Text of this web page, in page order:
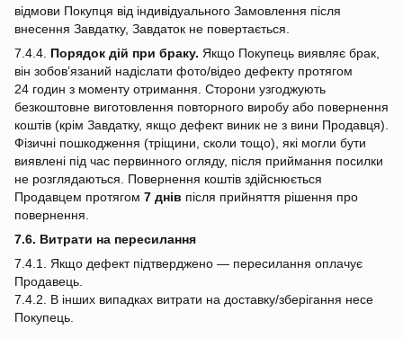
відмови Покупця від індивідуального Замовлення після
внесення Завдатку, Завдаток не повертається.
7.4.4. Порядок дій при браку. Якщо Покупець виявляє брак,
він зобов’язаний надіслати фото/відео дефекту протягом
24 годин з моменту отримання. Сторони узгоджують
безкоштовне виготовлення повторного виробу або повернення
коштів (крім Завдатку, якщо дефект виник не з вини Продавця).
Фізичні пошкодження (тріщини, сколи тощо), які могли бути
виявлені під час первинного огляду, після приймання посилки
не розглядаються. Повернення коштів здійснюється
Продавцем протягом 7 днів після прийняття рішення про
повернення.
7.6. Витрати на пересилання
7.4.1. Якщо дефект підтверджено — пересилання оплачує
Продавець.
7.4.2. В інших випадках витрати на доставку/зберігання несе
Покупець.